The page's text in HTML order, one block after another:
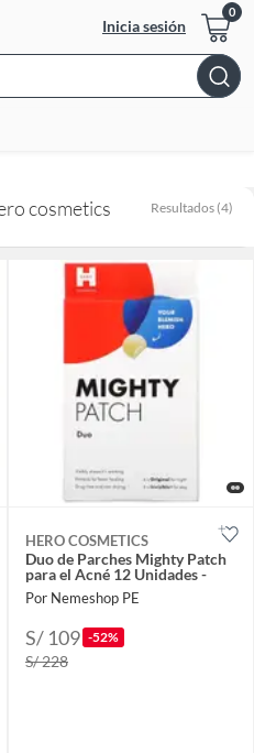
Inicia sesión
Bar
cosmetics Resultados (4)
HERO COSMETICS
Duo de Parches Mighty Patch
para el Acné 12 Unidades -
Por Nemeshop PE
S/ 109 -52%
S/ 228